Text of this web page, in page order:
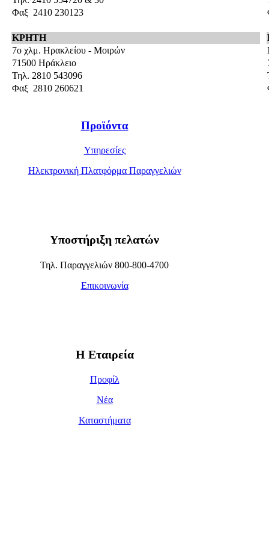
Φαξ 2410 230123
ΚΡΗΤΗ
7ο χλμ. Ηρακλείου - Μοιρών
71500 Ηράκλειο
Τηλ. 2810 543096
Φαξ 2810 260621
Προϊόντα
Υπηρεσίες
Ηλεκτρονική Πλατφόρμα Παραγγελιών
Υποστήριξη πελατών
Τηλ. Παραγγελιών 800-800-4700
Επικοινωνία
Η Εταιρεία
Προφίλ
Νέα
Καταστήματα